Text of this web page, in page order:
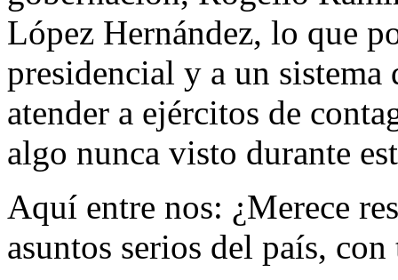
López Hernández, lo que
presidencial y a un sistema
atender a ejércitos de
algo nunca visto durante
Aquí entre nos: ¿Merece
asuntos serios del país,